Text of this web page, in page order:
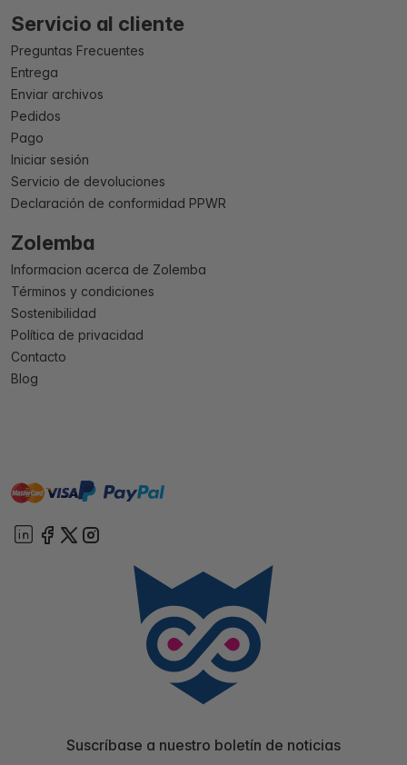
Servicio al cliente
Preguntas Frecuentes
Entrega
Enviar archivos
Pedidos
Pago
Iniciar sesión
Servicio de devoluciones
Declaración de conformidad PPWR
Zolemba
Informacion acerca de Zolemba
Términos y condiciones
Sostenibilidad
Política de privacidad
Contacto
Blog
mastervisa paypal
Suscríbase a nuestro boletín de noticias